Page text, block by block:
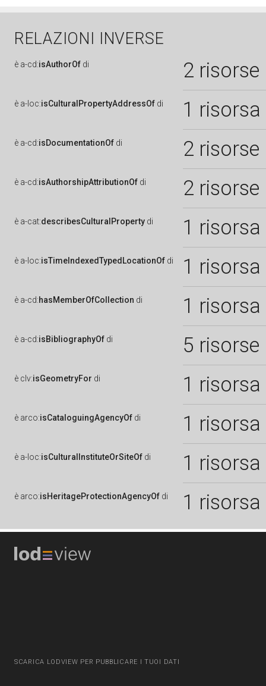
RELAZIONI INVERSE
è a-cd:isAuthorOf di 2 risorse
è a-loc:isCulturalPropertyAddressOf di 1 risorsa
è a-cd:isDocumentationOf di 2 risorse
è a-cd:isAuthorshipAttributionOf di 2 risorse
è a-cat:describesCulturalProperty di 1 risorsa
è a-loc:isTimeIndexedTypedLocationOf di 1 risorsa
è a-cd:hasMemberOfCollection di 1 risorsa
è a-cd:isBibliographyOf di 5 risorse
è clv:isGeometryFor di 1 risorsa
è arco:isCataloguingAgencyOf di 1 risorsa
è a-loc:isCulturalInstituteOrSiteOf di 1 risorsa
è arco:isHeritageProtectionAgencyOf di 1 risorsa
SCARICA LODVIEW PER PUBBLICARE I TUOI DATI